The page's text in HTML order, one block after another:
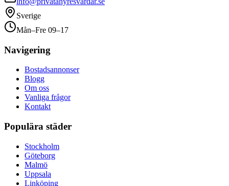
Sverige
Mån–Fre 09–17
Navigering
Bostadsannonser
Blogg
Om oss
Vanliga frågor
Kontakt
Populära städer
Stockholm
Göteborg
Malmö
Uppsala
Linköping